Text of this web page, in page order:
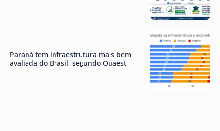
Paraná tem infraestrutura mais bem
avaliada do Brasil, segundo Quaest